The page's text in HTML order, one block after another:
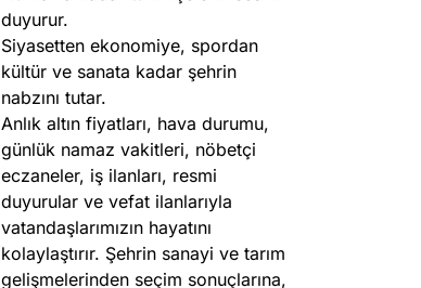
duyurur.
Siyasetten ekonomiye, spordan
kültür ve sanata kadar şehrin
nabzını tutar.
Anlık altın fiyatları, hava durumu,
günlük namaz vakitleri, nöbetçi
eczaneler, iş ilanları, resmi
duyurular ve vefat ilanlarıyla
vatandaşlarımızın hayatını
kolaylaştırır. Şehrin sanayi ve tarım
gelişmelerinden seçim sonuçlarına,